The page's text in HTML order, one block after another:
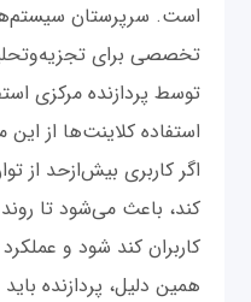
است. سرپرستان سیستم‌ها
تخصصی برای
توسط پردازنده مرکزی
استفاده کلاینت‌ها از
اگر کاربری بیش‌ازحد از
کند، باعث می‌شود تا
کاربران کند شود و
همین دلیل، پردازنده